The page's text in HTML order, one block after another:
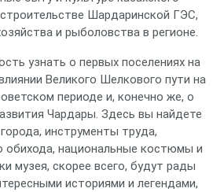
Шардаринской ГЭС,
и рыболовства в регионе.
узнать о первых поселениях на
Великого Шелкового пути на
периоде и, конечно же, о
Чардары. Здесь вы найдете
инструменты труда,
национальные костюмы и
музея, скорее всего, будут рады
историями и легендами,